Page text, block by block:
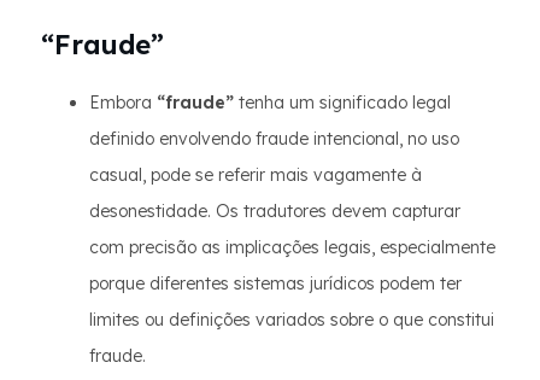
“Fraude”
Embora “fraude” tenha um significado legal
definido envolvendo fraude intencional, no uso
casual, pode se referir mais vagamente à
desonestidade. Os tradutores devem capturar
com precisão as implicações legais, especialmente
porque diferentes sistemas jurídicos podem ter
limites ou definições variados sobre o que constitui
fraude.